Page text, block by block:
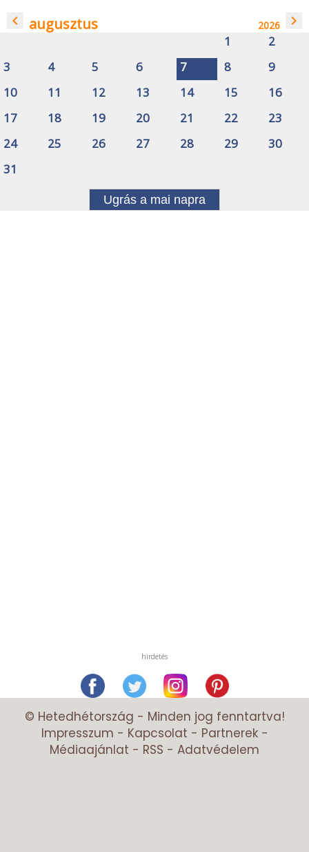
navigate_before augusztus 2026 navigate_next
1
2
3
4 5 6 7 8
9
10
11 12 13 14 15
16
17
18 19 20 21 22
23
24
25 26 27 28 29
30
31
Ugrás a mai napra
hirdetés
© Hetedhétország - Minden jog fenntartva!
Impresszum - Kapcsolat - Partnerek-
Médiaajánlat - RSS - Adatvédelem